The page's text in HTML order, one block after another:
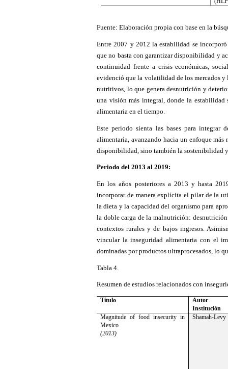
Fuente: Elaboración propia con base en la
Entre 2007 y 2012 la estabilidad se
que no basta con garantizar disponibilidad y
continuidad frente a crisis económicas,
evidenció que la volatilidad de los mercados
nutritivos, lo que genera desnutrición y
una visión más integral, donde la estabilidad
alimentaria en el tiempo.
Este periodo sienta las bases para integrar
alimentaria, avanzando hacia un enfoque
disponibilidad, sino también la sostenibilidad
Periodo del 2013 al 2019:
En los años posteriores a 2013 y hasta
incorporar de manera explícita el pilar de la
la dieta y la capacidad del organismo para
la doble carga de la malnutrición:
contextos rurales y de bajos ingresos.
vincular la inseguridad alimentaria con el
dominadas por productos ultraprocesados, lo
Tabla 4.
Resumen de estudios relacionados con
Título
Autor
Institución
Magnitude of food insecurity in
Mexico
(2013)
Shamah‑Levy